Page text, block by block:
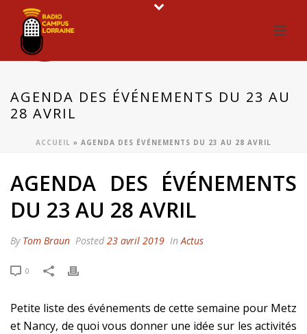
AGENDA DES ÉVÉNEMENTS DU 23 AU
28 AVRIL
ACCUEIL » AGENDA DES ÉVÉNEMENTS DU 23 AU 28 AVRIL
AGENDA DES ÉVÉNEMENTS
DU 23 AU 28 AVRIL
By Tom Braun Posted 23 avril 2019 InActus
0
Petite liste des événements de cette semaine pour Metz
et Nancy, de quoi vous donner une idée sur les activités